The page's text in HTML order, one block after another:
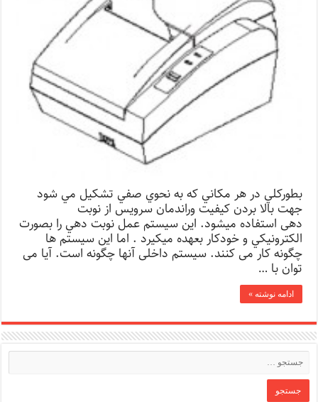
بطوركلي در هر مكاني كه به نحوي صفي تشكيل مي شود
جهت بالا بردن كيفيت وراندمان سرويس از نوبت
دهی استفاده ميشود. اين سيستم عمل نوبت دهي را بصورت
الكترونيكي و خودكار بعهده ميكيرد . اما این سیستم ها
چگونه کار می کنند. سیستم داخلی آنها چگونه است. آیا می
توان با …
ادامه نوشته »